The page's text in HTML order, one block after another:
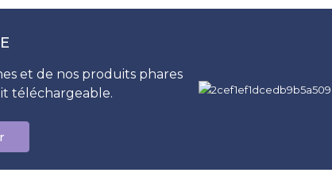
et de nos produits phares
téléchargeable.